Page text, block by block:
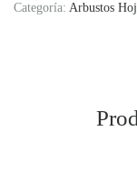
Categoría: Arbustos